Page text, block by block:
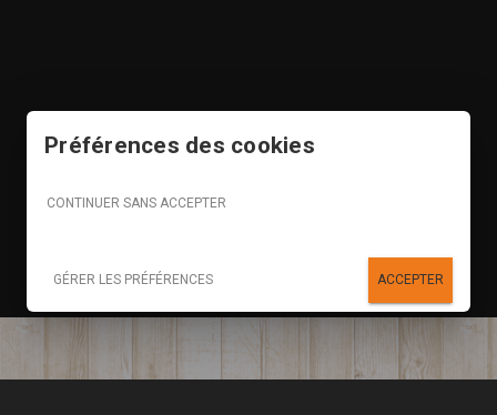
Préférences des cookies
CONTINUER SANS ACCEPTER
GÉRER LES PRÉFÉRENCES ACCEPTER